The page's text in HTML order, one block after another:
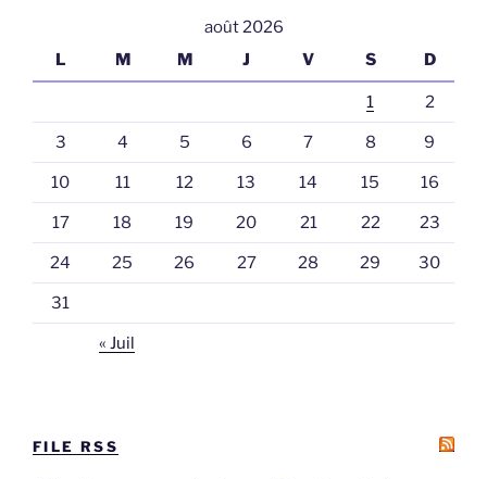
août 2026
L
M M J V S D
1 2
3 4 5 6 7 8 9
10 11 12 13 14 15 16
17 18 19 20 21 22 23
24 25 26 27 28 29 30
31
« Juil
FILE RSS